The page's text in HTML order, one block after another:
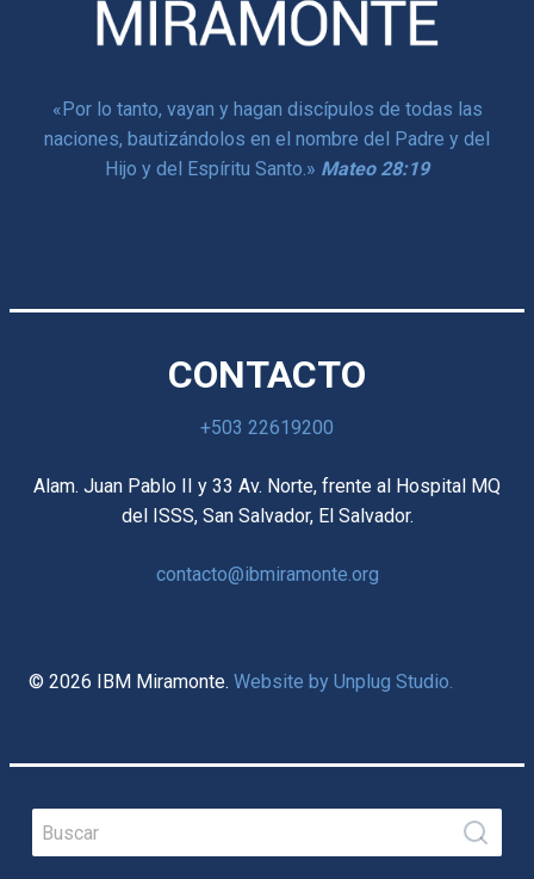
« Por lo tanto, vayan y hagan discípulos de todas las
naciones, bautizándolos en el nombre del Padre y del
Hijo y del Espíritu Santo.» Mateo 28:19
CONTACTO
+503 22619200
Alam. Juan Pablo II y 33 Av. Norte, frente al Hospital MQ
del ISSS, San Salvador, El Salvador.
contacto@ibmiramonte.org
© 2026 IBM Miramonte. Website by Unplug Studio.
for: